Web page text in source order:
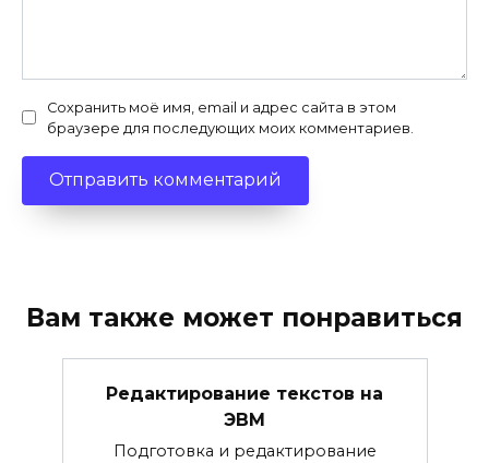
Сохранить моё имя, email и адрес сайта в этом
браузере для последующих моих комментариев.
Вам также может понравиться
Редактирование текстов на
ЭВМ
Подготовка и редактирование